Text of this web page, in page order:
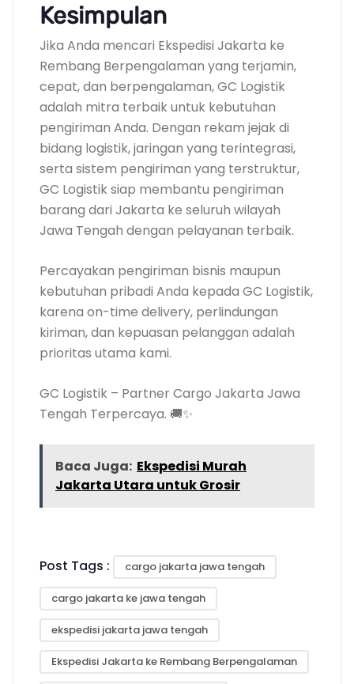
Kesimpulan
Jika Anda mencari Ekspedisi Jakarta ke
Rembang Berpengalaman yang terjamin,
cepat, dan berpengalaman, GC Logistik
adalah mitra terbaik untuk kebutuhan
pengiriman Anda. Dengan rekam jejak di
bidang logistik, jaringan yang terintegrasi,
serta sistem pengiriman yang terstruktur,
GC Logistik siap membantu pengiriman
barang dari Jakarta ke seluruh wilayah
Jawa Tengah dengan pelayanan terbaik.
Percayakan pengiriman bisnis maupun
kebutuhan pribadi Anda kepada GC Logistik,
karena on-time delivery, perlindungan
kiriman, dan kepuasan pelanggan adalah
prioritas utama kami.
GC Logistik – Partner Cargo Jakarta Jawa
Tengah Terpercaya. 🚚✨
Baca Juga: Ekspedisi Murah
Jakarta Utara untuk Grosir
Post Tags : cargo jakarta jawa tengah
cargo jakarta ke jawa tengah
ekspedisi jakarta jawa tengah
Ekspedisi Jakarta ke Rembang Berpengalaman